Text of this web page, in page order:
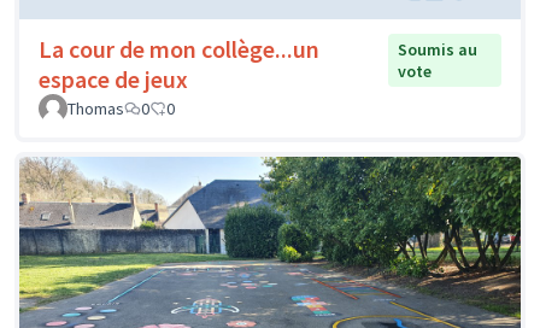
La cour de mon collège...un
espace de jeux
Soumis au
vote
Thomas
0 0